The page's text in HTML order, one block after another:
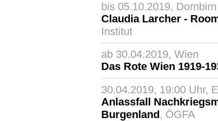
bis 05.10.2019, Dornbirn
Claudia Larcher -
Institut
ab 30.04.2019, Wien
Das Rote Wien 1919-
30.04.2019, 19:00 Uhr,
Anlassfall
Burgenland, ÖGFA